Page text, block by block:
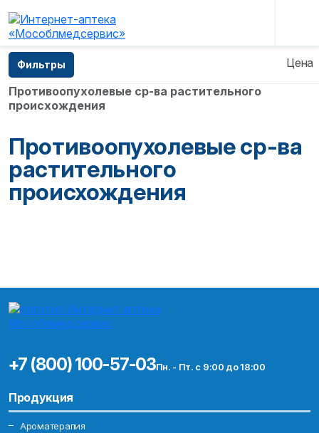
Главная —
Лекарственные препараты
— Противоопухолевые ср-ва 1
Противоопухолевые ср-ва растительного
происхождения
Противоопухолевые ср-ва
растительного
происхождения
Фильтры Цена
+7 (800) 100-57-03Пн. - Пт. с 9:00 до 18:00
Продукция
Ароматерапия